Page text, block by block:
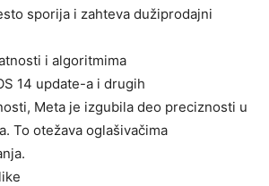
sporija i zahteva dužiprodajni
i algoritmima
14 update-a i drugih
Meta je izgubila deo preciznosti u
To otežava oglašivačima